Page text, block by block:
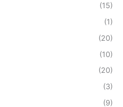
(15)
(1)
(20)
(10)
(20)
(3)
(9)